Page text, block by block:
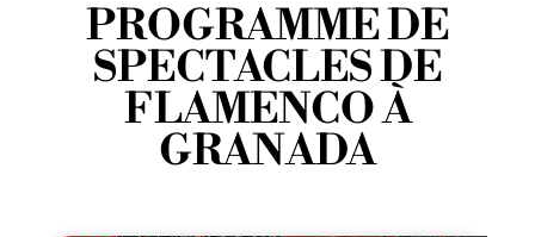
PROGRAMME DE
SPECTACLES DE
FLAMENCO À
GRANADA